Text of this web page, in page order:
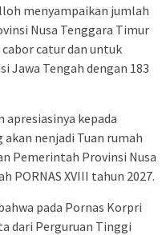
menyampaikan jumlah
Nusa Tenggara Timur
catur dan untuk
Jawa Tengah dengan 183
apresiasinya kepada
nenjadi Tuan rumah
Pemerintah Provinsi Nusa
PORNAS XVIII tahun 2027.
pada Pornas Korpri
dari Perguruan Tinggi